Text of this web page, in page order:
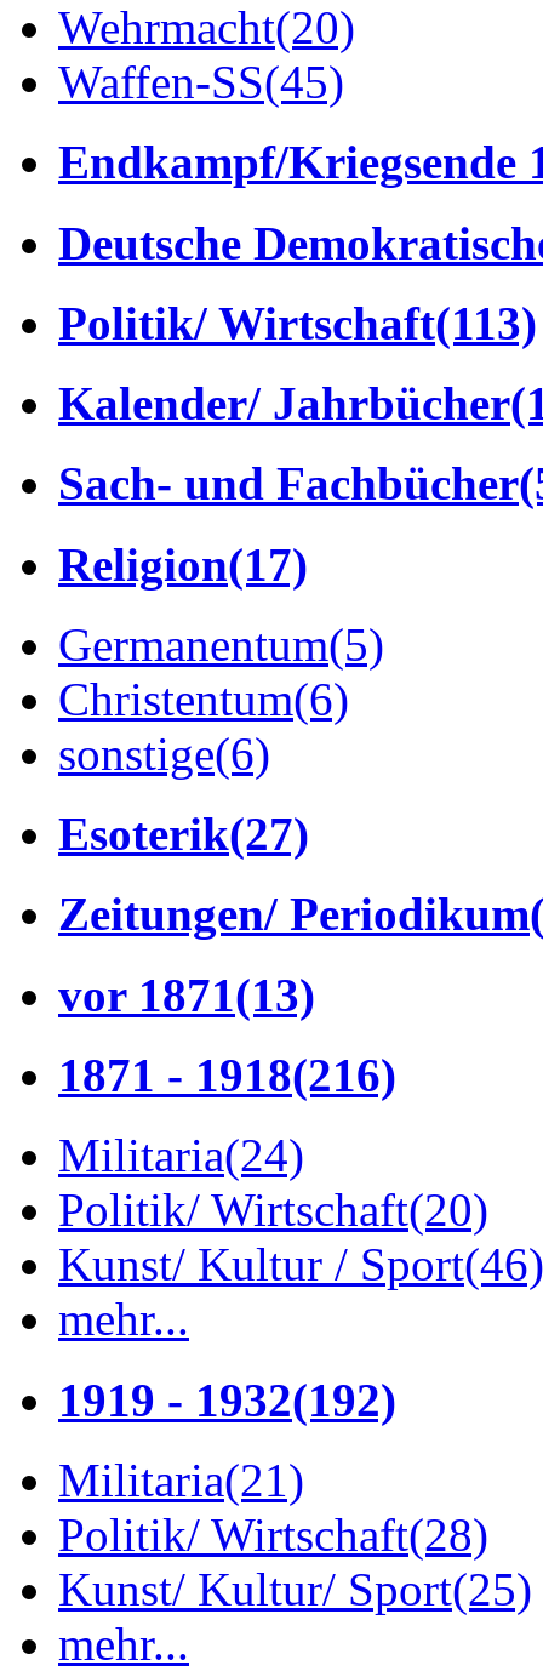
Wehrmacht(20)
Waffen-SS(45)
Endkampf/Kriegsende
Deutsche
Politik/ Wirtschaft(113)
Kalender/ Jahrbücher
Sach- und Fachbücher
Religion(17)
Germanentum(5)
Christentum(6)
sonstige(6)
Esoterik(27)
Zeitungen/ Periodikum
vor 1871(13)
1871 - 1918(216)
Militaria(24)
Politik/ Wirtschaft(20)
Kunst/ Kultur / Sport(46)
mehr...
1919 - 1932(192)
Militaria(21)
Politik/ Wirtschaft(28)
Kunst/ Kultur/ Sport(25)
mehr...